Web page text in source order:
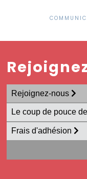
Rejoignez-nous
Le coup de pouce
Frais d'adhésion